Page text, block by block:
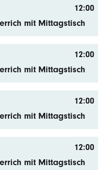
12:00
mit Mittagstisch
12:00
mit Mittagstisch
12:00
mit Mittagstisch
12:00
mit Mittagstisch